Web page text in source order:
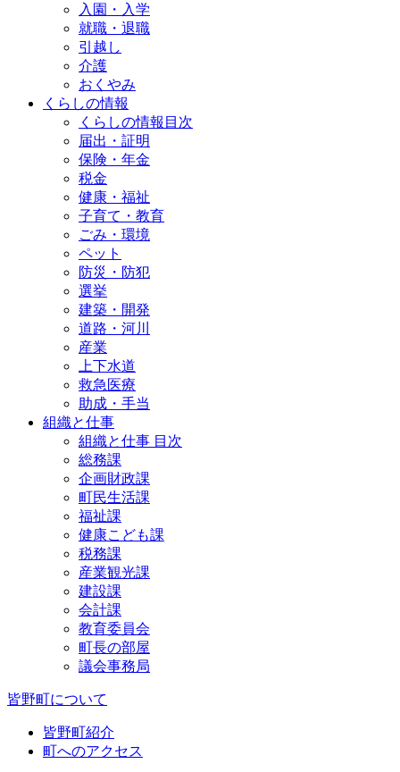
入園・入学
就職・退職
引越し
介護
おくやみ
くらしの情報
くらしの情報目次
届出・証明
保険・年金
税金
健康・福祉
子育て・教育
ごみ・環境
ペット
防災・防犯
選挙
建築・開発
道路・河川
産業
上下水道
救急医療
助成・手当
組織と仕事
組織と仕事 目次
総務課
企画財政課
町民生活課
福祉課
健康こども課
税務課
産業観光課
建設課
会計課
教育委員会
町長の部屋
議会事務局
皆野町について
皆野町紹介
町へのアクセス